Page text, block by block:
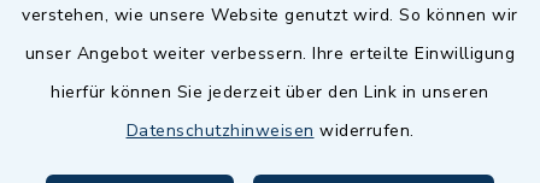
verstehen, wie unsere Website genutzt wird. So können wir
unser Angebot weiter verbessern. Ihre erteilte Einwilligung
hierfür können Sie jederzeit über den Link in unseren
Datenschutzhinweisen widerrufen.
Zenngrund Allianz
Dillenberggruppe